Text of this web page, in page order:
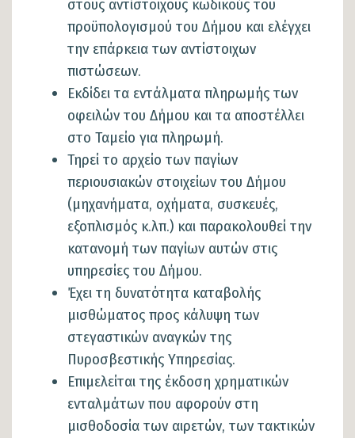
στους αντίστοιχους κωδικούς του
προϋπολογισμού του Δήμου και ελέγχει
την επάρκεια των αντίστοιχων
πιστώσεων.
Εκδίδει τα εντάλματα πληρωμής των
οφειλών του Δήμου και τα αποστέλλει
στο Ταμείο για πληρωμή.
Τηρεί το αρχείο των παγίων
περιουσιακών στοιχείων του Δήμου
(μηχανήματα, οχήματα, συσκευές,
εξοπλισμός κ.λπ.) και παρακολουθεί την
κατανομή των παγίων αυτών στις
υπηρεσίες του Δήμου.
Έχει τη δυνατότητα καταβολής
μισθώματος προς κάλυψη των
στεγαστικών αναγκών της
Πυροσβεστικής Υπηρεσίας.
Επιμελείται της έκδοση χρηματικών
ενταλμάτων που αφορούν στη
μισθοδοσία των αιρετών, των τακτικών